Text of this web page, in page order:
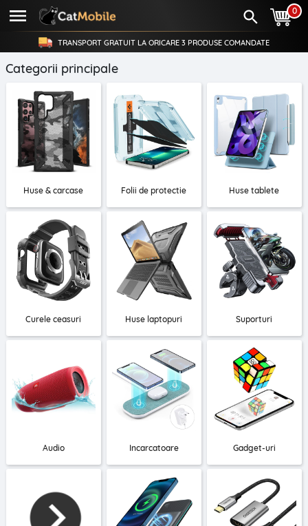
0
TRANSPORT GRATUIT LA ORICARE 3 PRODUSE COMANDATE
Categorii principale
Huse & carcase Folii de protectie Huse tablete
Curele ceasuri Huse laptopuri Suporturi
Audio Incarcatoare Gadget-uri